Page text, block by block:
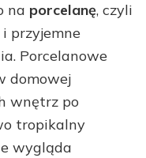
na porcelanę, czyli
przyjemne
Porcelanowe
domowej
wnętrz po
tropikalny
wygląda